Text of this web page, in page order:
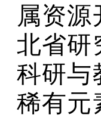
属资
北省研
科研与
稀有元